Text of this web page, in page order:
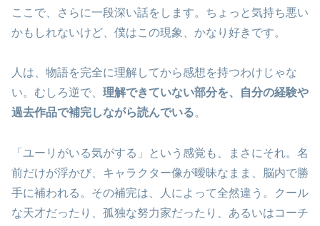
ここで、さらに一段深い話をします。ちょっと気持ち悪い
かもしれないけど、僕はこの現象、かなり好きです。
人は、物語を完全に理解してから感想を持つわけじゃな
い。むしろ逆で、 理解できていない部分を、自分の経験や
過去作品で補完しながら読んでいる。
「ユーリがいる気がする」という感覚も、まさにそれ。名
前だけが浮かび、キャラクター像が曖昧なまま、脳内で勝
手に補われる。その補完は、人によって全然違う。クール
な天才だったり、孤独な努力家だったり、あるいはコーチ